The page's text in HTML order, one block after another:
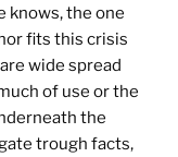
knows, the one
fits this crisis
wide spread
of use or the
the
trough facts,